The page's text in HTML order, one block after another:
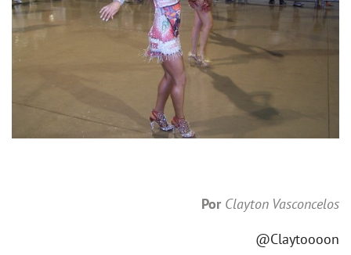
Por Clayton Vasconcelos
@Claytoooon